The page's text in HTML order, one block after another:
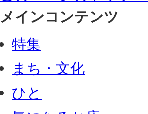
メインコンテンツ
特集
まち・文化
ひと